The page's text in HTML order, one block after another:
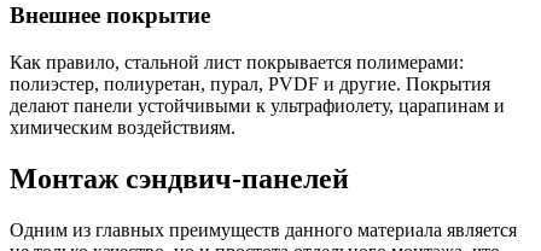
Внешнее покрытие
Как правило, стальной лист покрывается полимерами:
полиэстер, полиуретан, пурал, PVDF и другие. Покрытия
делают панели устойчивыми к ультрафиолету, царапинам и
химическим воздействиям.
Монтаж сэндвич-панелей
Одним из главных преимуществ данного материала является